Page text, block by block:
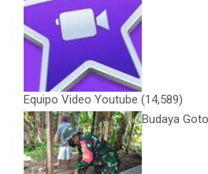
Equipo Video Youtube (14,589)
Budaya